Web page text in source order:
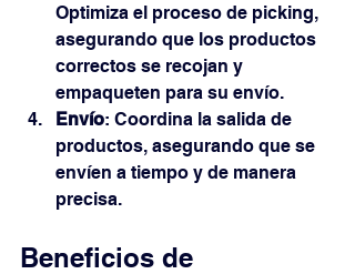
Optimiza el proceso de picking,
asegurando que los productos
correctos se recojan y
empaqueten para su envío.
Envío: Coordina la salida de
productos, asegurando que se
envíen a tiempo y de manera
precisa.
Beneficios de